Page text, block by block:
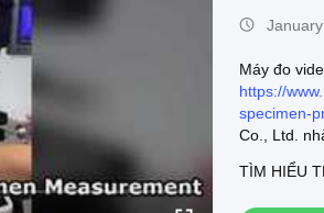
Máy đo
https://
specimen-
Co., Ltd.
machine-
TÌM HIỂU